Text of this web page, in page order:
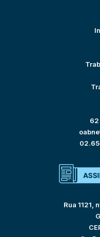
Rua 1121,